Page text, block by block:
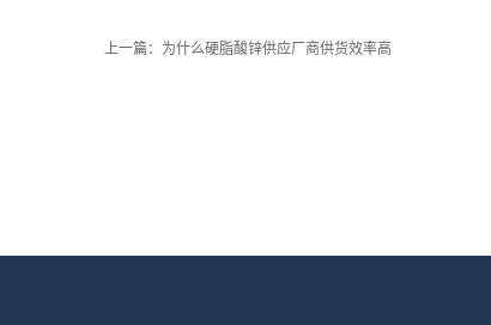
上一篇： 为什么硬脂酸锌供应厂商供货效率高